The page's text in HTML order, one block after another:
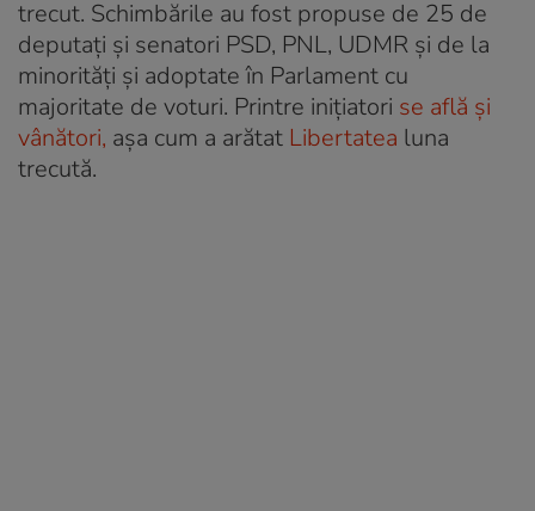
trecut. Schimbările au fost propuse de 25 de
deputați și senatori PSD, PNL, UDMR și de la
minorități și adoptate în Parlament cu
majoritate de voturi. Printre inițiatori se află și
vânători, așa cum a arătat Libertatea luna
trecută.